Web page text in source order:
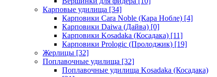
Карповые удилища [34]
Карповики Cara Noble (Кара Нобле) [4]
Карповики Daiwa (Дайва) [0]
Карповики Kosadaka (Косадака) [11]
Карповики Prologic (Пролоджик) [19]
Жерлицы [32]
Поплавочные удилища [32]
Поплавочные удилища Kosadaka (Косадака)